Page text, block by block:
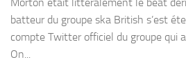
batteur du groupe ska British s’est
compte Twitter officiel du groupe qui
On...